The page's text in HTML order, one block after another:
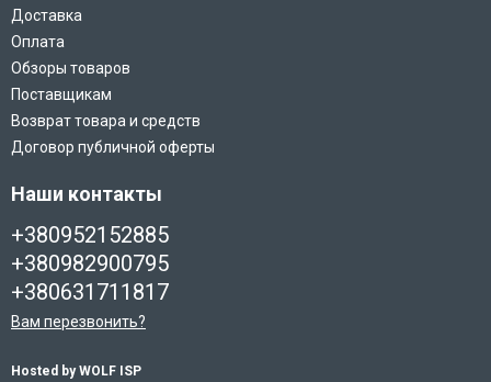
Доставка
Оплата
Обзоры товаров
Поставщикам
Возврат товара и средств
Договор публичной оферты
Наши контакты
+380952152885
+380982900795
+380631711817
Вам перезвонить?
Hosted by WOLF ISP